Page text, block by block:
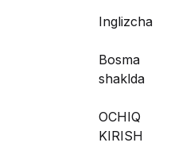
Inglizcha
Bosma
shaklda
OCHIQ
KIRISH